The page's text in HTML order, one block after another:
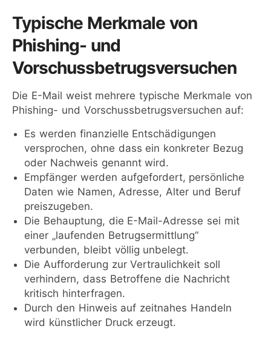
Typische Merkmale von
Phishing- und
Vorschussbetrugsversuchen
Die E-Mail weist mehrere typische Merkmale von
Phishing- und Vorschussbetrugsversuchen auf:
Es werden finanzielle Entschädigungen
versprochen, ohne dass ein konkreter Bezug
oder Nachweis genannt wird.
Empfänger werden aufgefordert, persönliche
Daten wie Namen, Adresse, Alter und Beruf
preiszugeben.
Die Behauptung, die E-Mail-Adresse sei mit
einer „laufenden Betrugsermittlung“
verbunden, bleibt völlig unbelegt.
Die Aufforderung zur Vertraulichkeit soll
verhindern, dass Betroffene die Nachricht
kritisch hinterfragen.
Durch den Hinweis auf zeitnahes Handeln
wird künstlicher Druck erzeugt.